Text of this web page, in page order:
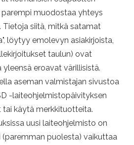
parempi muodostaa yhteys
Tietoja siitä, mitkä satamat
löytyy emolevyn asiakirjoista,
taulun) ovat
yleensä eroavat värillisistä.
aseman valmistajan sivustoa
-laiteohjelmistopäivityksen
käytä merkkituotteita.
uusi laiteohjelmisto on
puolesta) vaikuttaa